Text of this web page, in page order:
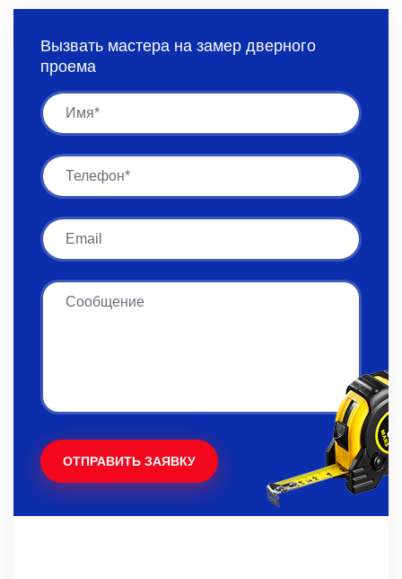
Вызвать мастера на замер дверного
проема
Имя
Имя
Email
Сообщение
ОТПРАВИТЬ ЗАЯВКУ